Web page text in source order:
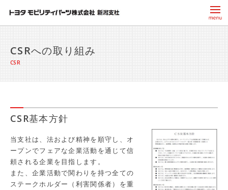
CSRへの取り組み
CSR
CSR基本方針
当支社は、法および精神を順守し、オ
ープンでフェアな企業活動を通じて信
頼される企業を目指します。
また、企業活動で関わりを持つ全ての
ステークホルダー（利害関係者）を重